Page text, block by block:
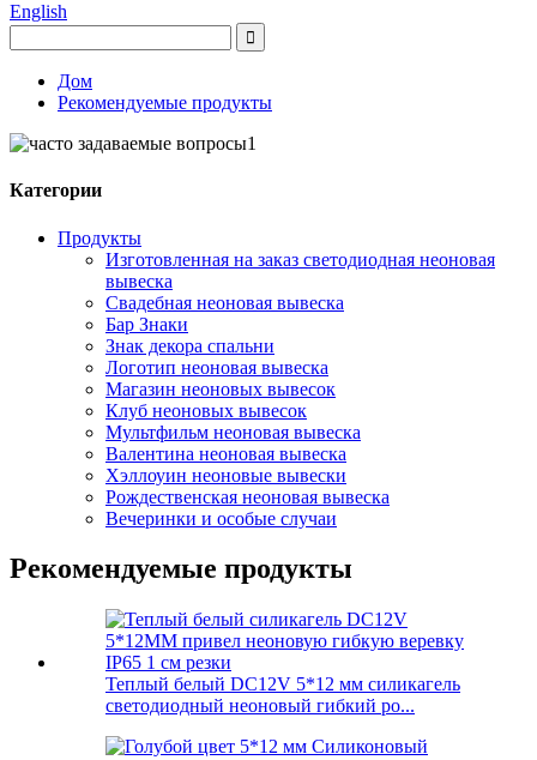
English
Дом
Рекомендуемые продукты
Категории
Продукты
Изготовленная на заказ светодиодная неоновая
вывеска
Свадебная неоновая вывеска
Бар Знаки
Знак декора спальни
Логотип неоновая вывеска
Магазин неоновых вывесок
Клуб неоновых вывесок
Мультфильм неоновая вывеска
Валентина неоновая вывеска
Хэллоуин неоновые вывески
Рождественская неоновая вывеска
Вечеринки и особые случаи
Рекомендуемые продукты
Теплый белый DC12V 5*12 мм силикагель
светодиодный неоновый гибкий ро...